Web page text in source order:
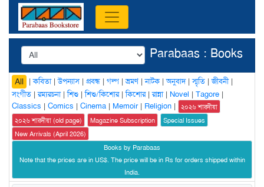
Parabaas : Books
All |কবিতা|উপন্যাস| প্রবন্ধ | গল্প |ভ্রমণ|নাটক |অনুবাদ|স্মৃতি |জীবনী|
সংগীত |রম্যরচনা|শিশু |শিশু/কিশোর|কিশোর|রান্না| Novel | Tagore |
Classics | Comics | Cinema | Memoir| Religion |
২০২৬ শারদীয়া
২০২৬ শারদীয়া (old page)
Magazine Subscription
Special Issues
New Arrivals (April 2026)
Books by Parabaas
Note that the prices are in US$. The price will be in Rs for orders shipped within
India.